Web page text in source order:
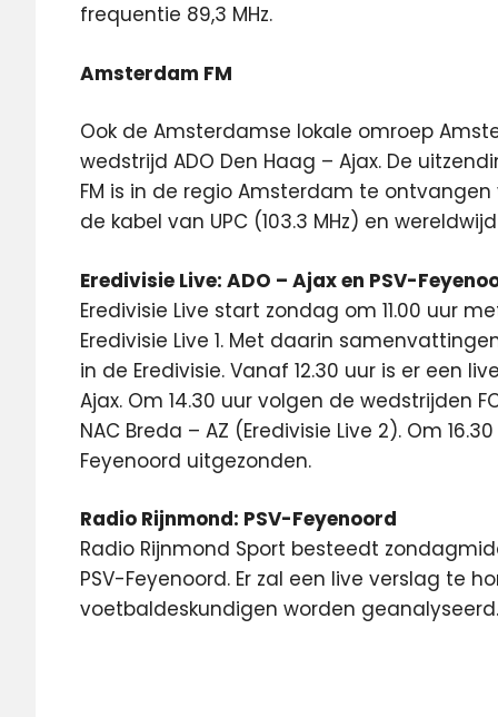
frequentie 89,3 MHz.
Amsterdam FM
Ook de Amsterdamse lokale omroep
wedstrijd ADO Den Haag – Ajax. De
FM is in de regio Amsterdam te ontvangen
de kabel van UPC (103.3 MHz) en
Eredivisie Live: ADO – Ajax en PSV-
Eredivisie Live start zondag om 11.00 uur
Eredivisie Live 1. Met daarin
in de Eredivisie. Vanaf 12.30 uur is er een
Ajax. Om 14.30 uur volgen de wedstrijden
NAC Breda – AZ (Eredivisie Live 2). Om
Feyenoord uitgezonden.
Radio Rijnmond: PSV-Feyenoord
Radio Rijnmond Sport besteedt
PSV-Feyenoord. Er zal een live verslag te
voetbaldeskundigen worden geanalyseerd.